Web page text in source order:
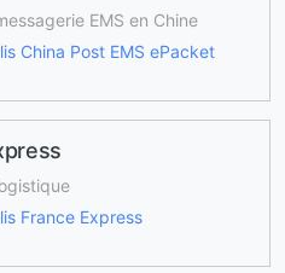
EMS en Chine
China Post EMS ePacket
France Express